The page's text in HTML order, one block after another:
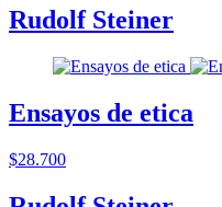
Rudolf Steiner
Ensayos de etica
$28.700